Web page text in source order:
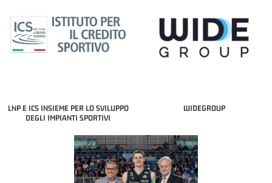
LNP E ICS INSIEME PER LO SVILUPPO
DEGLI IMPIANTI SPORTIVI
WIDEGROUP